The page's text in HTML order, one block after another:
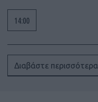
14:00
Διαβάστε περισσότερα